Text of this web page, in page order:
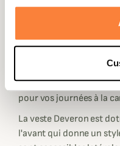
Elle possède une
couleur rose aussi bien
d'apporter une touche
sur l'avant et une
sur l'avant pour un look
pour vos journées à la
La veste Deveron est
l'avant qui donne un